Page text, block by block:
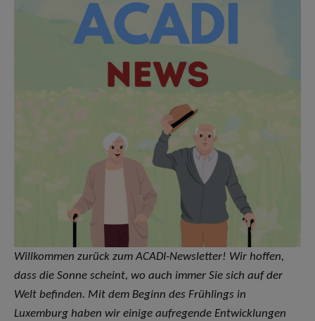
Willkommen zurück zum ACADI-Newsletter! Wir hoffen,
dass die Sonne scheint, wo auch immer Sie sich auf der
Welt befinden. Mit dem Beginn des Frühlings in
Luxemburg haben wir einige aufregende Entwicklungen